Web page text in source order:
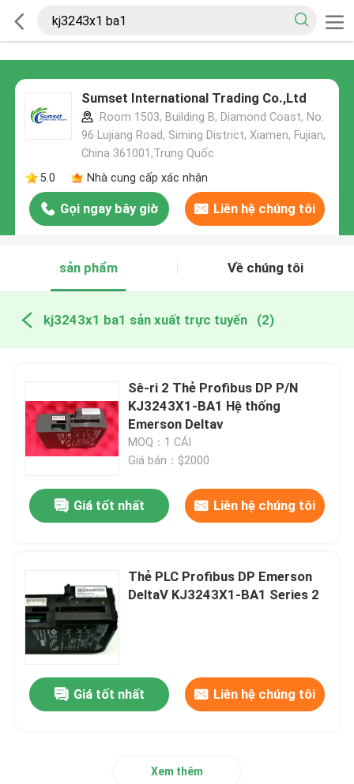
Sumset International Trading Co.,Ltd
Room 1503, Building B, Diamond Coast, No.
96 Lujiang Road, Siming District, Xiamen, Fujian,
China 361001,Trung Quốc
5.0
Nhà cung cấp xác nhận
Gọi ngay bây giờ Liên hệ chúng tôi
sản phẩm Về chúng tôi
kj3243x1 ba1 sản xuất trực tuyến (2)
Sê-ri 2 Thẻ Profibus DP P/N
KJ3243X1-BA1 Hệ thống
Emerson Deltav
MOQ：1 CÁI
Giá bán：$2000
Giá tốt nhất Liên hệ chúng tôi
Thẻ PLC Profibus DP Emerson
DeltaV KJ3243X1-BA1 Series 2
Giá tốt nhất Liên hệ chúng tôi
Xem thêm